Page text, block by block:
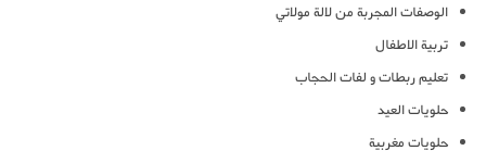
الوصفات المجربة من لالة مولاتي
تربية الاطفال
تعليم ربطات و لفات الحجاب
حلويات العيد
حلويات مغربية